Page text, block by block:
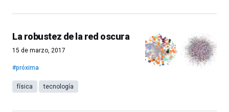
La robustez de la red oscura
15 de marzo, 2017
#próxima
física tecnología